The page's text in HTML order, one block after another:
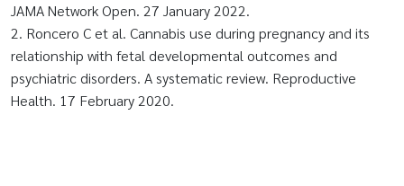
JAMA Network Open. 27 January 2022.
2. Roncero C et al. Cannabis use during pregnancy and its
relationship with fetal developmental outcomes and
psychiatric disorders. A systematic review. Reproductive
Health. 17 February 2020.